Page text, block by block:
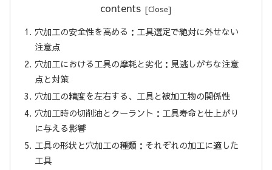
contents
穴加工の安全性を高める：工具選定で絶対に外せない
注意点
穴加工における工具の摩耗と劣化：見逃しがちな注意
点と対策
穴加工の精度を左右する、工具と被加工物の関係性
穴加工時の切削油とクーラント：工具寿命と仕上がり
に与える影響
工具の形状と穴加工の種類：それぞれの加工に適した
工具